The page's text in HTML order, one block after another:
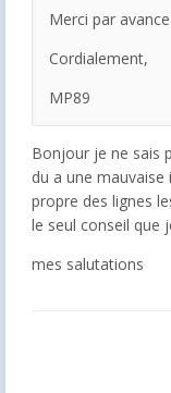
Merci par avance
Cordialement,
MP89
Bonjour je ne sais
du a une
propre des lignes
le seul conseil que
mes salutations